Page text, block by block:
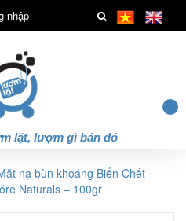
nhập
lặt, lượm gì bán đó
nạ bùn khoáng Biển Chết –
Naturals – 100gr